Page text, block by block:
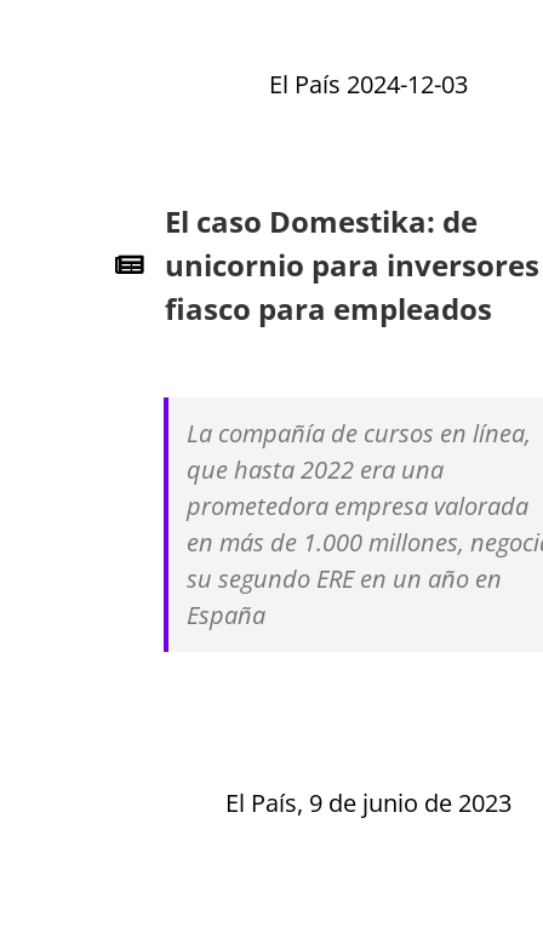
El País 2024-12-03
El caso Domestika: de
unicornio para
fiasco para empleados
La compañía de cursos en línea,
que hasta 2022 era una
prometedora empresa valorada
en más de 1.000 millones,
su segundo ERE en un año en
España
El País, 9 de junio de 2023